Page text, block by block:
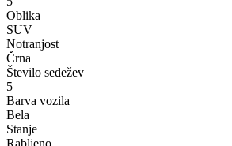
Oblika
SUV
Notranjost
Črna
Število sedežev
5
Barva vozila
Bela
Stanje
Rabljeno